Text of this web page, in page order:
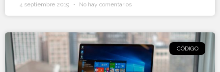
4 septiembre 2019 No hay comentarios
CÓDIGO